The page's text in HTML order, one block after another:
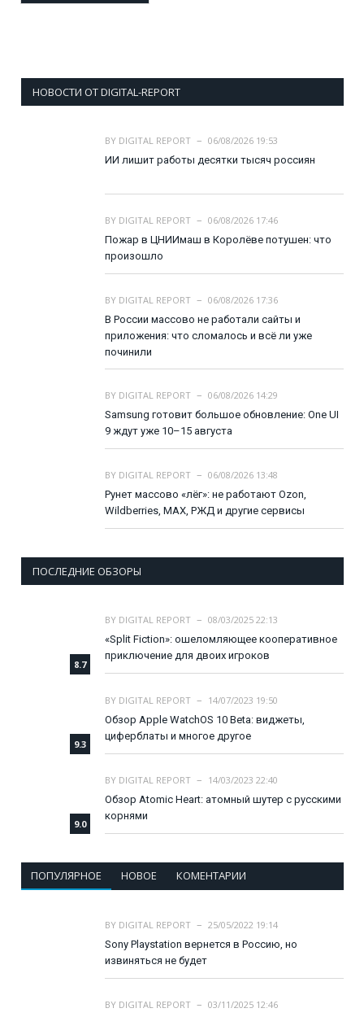
НОВОСТИ ОТ DIGITAL-REPORT
BY DIGITAL REPORT
06/08/2026 19:53
ИИ лишит работы десятки тысяч россиян
BY DIGITAL REPORT
06/08/2026 17:46
Пожар в ЦНИИмаш в Королёве потушен: что
произошло
BY DIGITAL REPORT
06/08/2026 17:36
В России массово не работали сайты и
приложения: что сломалось и всё ли уже
починили
BY DIGITAL REPORT
06/08/2026 14:29
Samsung готовит большое обновление: One UI
9 ждут уже 10–15 августа
BY DIGITAL REPORT
06/08/2026 13:48
Рунет массово «лёг»: не работают Ozon,
Wildberries, MAX, РЖД и другие сервисы
ПОСЛЕДНИЕ ОБЗОРЫ
8.7
BY DIGITAL REPORT
08/03/2025 22:13
«Split Fiction»: ошеломляющее кооперативное
приключение для двоих игроков
9.3
BY DIGITAL REPORT
14/07/2023 19:50
Обзор Apple WatchOS 10 Beta: виджеты,
циферблаты и многое другое
9.0
BY DIGITAL REPORT
14/03/2023 22:40
Обзор Atomic Heart: атомный шутер с русскими
корнями
ПОПУЛЯРНОЕ НОВОЕ КОМЕНТАРИИ
BY DIGITAL REPORT
25/05/2022 19:14
Sony Playstation вернется в Россию, но
извиняться не будет
BY DIGITAL REPORT
03/11/2025 12:46